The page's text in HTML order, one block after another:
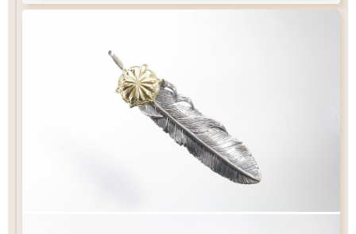
白銀 ¥16,500
¥17,600
フェザー